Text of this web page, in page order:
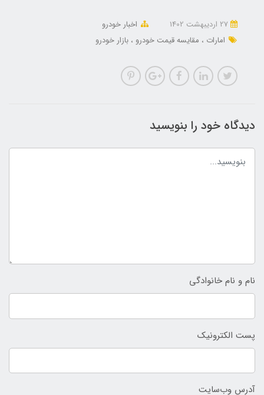
اخبار خودرو
امارات
مقایسه قیمت خودرو بازار خودرو
دیدگاه خود را بنویسید
نام و نام خانوادگی
پست الکترونیک
آدرس وب‌سایت